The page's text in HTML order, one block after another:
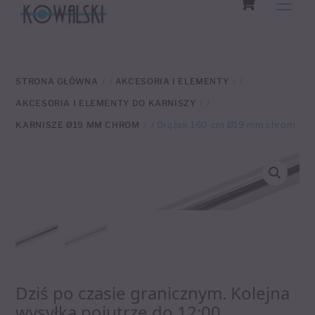
STRONA GŁÓWNA / AKCESORIA I ELEMENTY /
AKCESORIA I ELEMENTY DO KARNISZY /
KARNISZE Ø19 MM CHROM / Drążek 160 cm Ø19 mm chrom
Dziś po czasie granicznym. Kolejna